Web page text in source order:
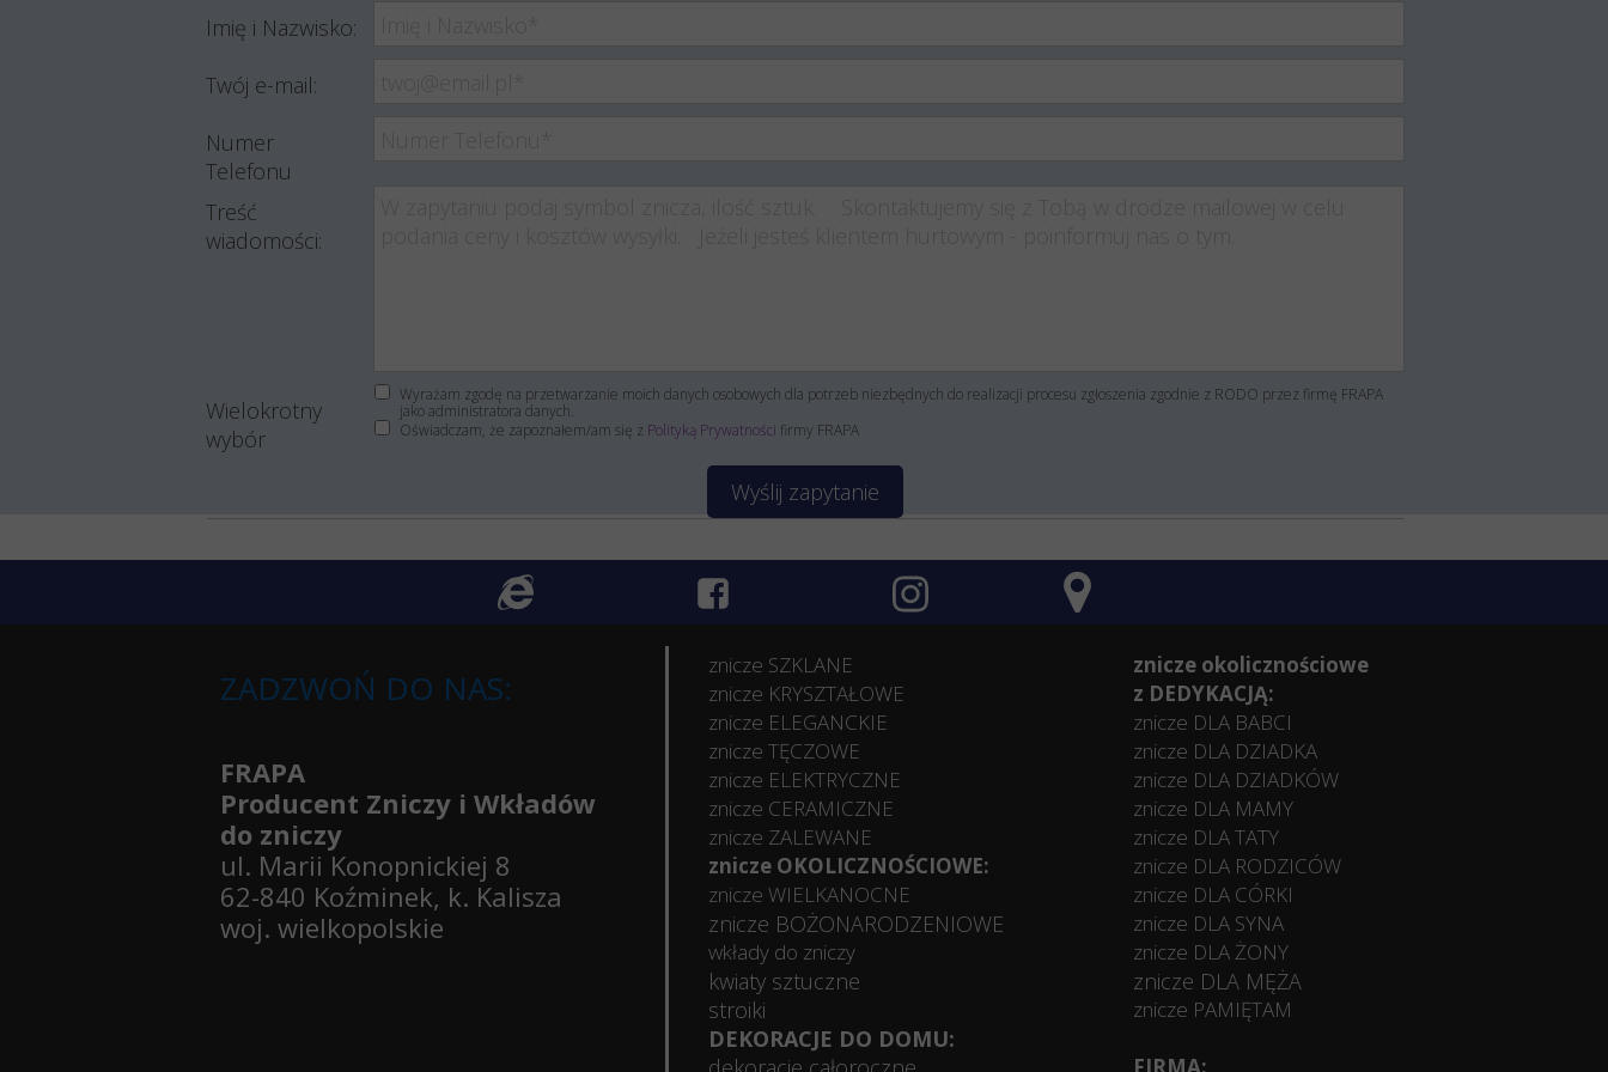
Imię i Nazwisko:
Twój e-mail:
Numer
Telefonu
Treść
wiadomości:
Wielokrotny
wybór
Wyrażam zgodę na przetwarzanie moich danych osobowych dla potrzeb niezbędnych do realizacji procesu zgłoszenia zgodnie z RODO przez firmę FRAPA
jako administratora danych.
Oświadczam, że zapoznałem/am się z Polityką Prywatności firmy FRAPA
Wyślij zapytanie
ZADZWOŃ DO NAS:
FRAPA
Producent Zniczy i Wkładów
do zniczy
ul. Marii Konopnickiej 8
62-840 Koźminek, k. Kalisza
woj. wielkopolskie
znicze SZKLANE
znicze KRYSZTAŁOWE
znicze ELEGANCKIE
znicze TĘCZOWE
znicze ELEKTRYCZNE
znicze CERAMICZNE
znicze ZALEWANE
znicze OKOLICZNOŚCIOWE:
znicze WIELKANOCNE
znicze BOŻONARODZENIOWE
wkłady do zniczy
kwiaty sztuczne
stroiki
DEKORACJE DO DOMU:
znicze okolicznościowe
z DEDYKACJĄ:
znicze DLA BABCI
znicze DLA DZIADKA
znicze DLA DZIADKÓW
znicze DLA MAMY
znicze DLA TATY
znicze DLA RODZICÓW
znicze DLA CÓRKI
znicze DLA SYNA
znicze DLA ŻONY
znicze DLA MĘŻA
znicze PAMIĘTAM